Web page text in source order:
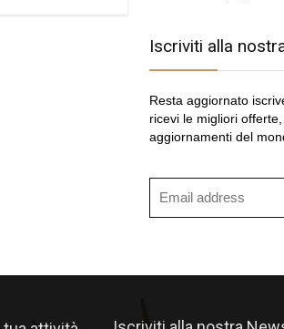
Iscriviti alla
Resta aggiornato
ricevi le migliori
aggiornamenti del